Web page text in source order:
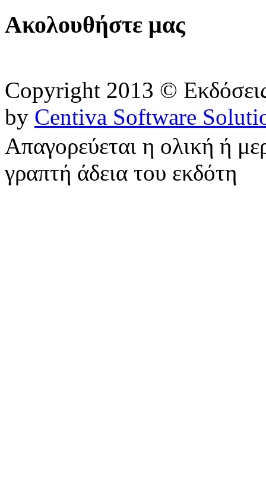
Ακολουθήστε μας
Copyright 2013 ©
by Centiva Software
Απαγορεύεται η ολική ή
γραπτή άδεια του εκδότη